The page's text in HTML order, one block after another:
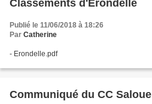
Classements d'Erondelle
Publié le 11/06/2018 à 18:26
Par Catherine
- Erondelle.pdf
Communiqué du CC Salouel